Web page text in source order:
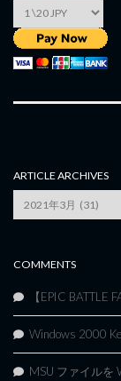
ARTICLE ARCHIVES
Archives
COMMENTS
【EPIC BATTLE
Windows 2000
MSU ファイルを